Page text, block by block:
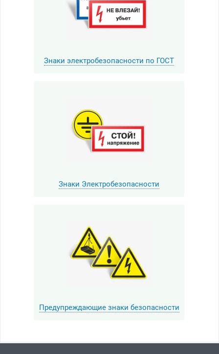
Знаки электробезопасности по ГОСТ
Знаки Электробезопасности
Предупреждающие знаки безопасности